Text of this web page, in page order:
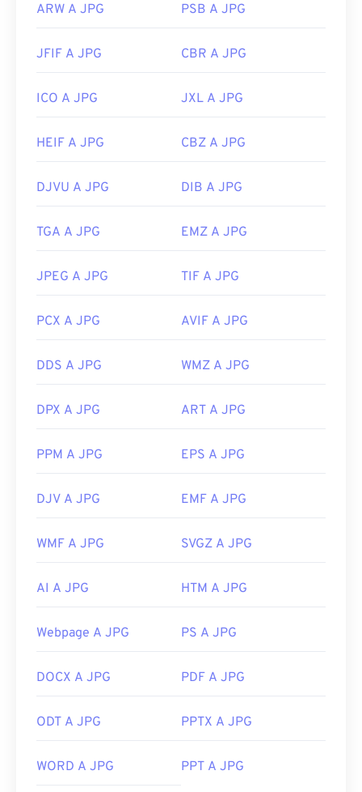
ARW A JPG PSB A JPG
JFIF A JPG CBR A JPG
ICO A JPG JXL A JPG
HEIF A JPG CBZ A JPG
DJVU A JPG DIB A JPG
TGA A JPG EMZ A JPG
JPEG A JPG TIF A JPG
PCX A JPG AVIF A JPG
DDS A JPG WMZ A JPG
DPX A JPG ART A JPG
PPM A JPG EPS A JPG
DJV A JPG EMF A JPG
WMF A JPG SVGZ A JPG
AI A JPG HTM A JPG
Webpage A JPG PS A JPG
DOCX A JPG PDF A JPG
ODT A JPG PPTX A JPG
WORD A JPG PPT A JPG